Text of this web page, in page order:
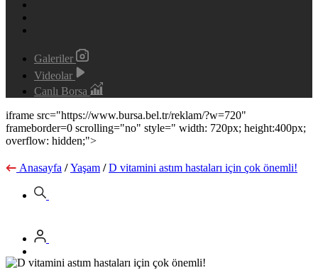
Galeriler
Videolar
Canlı Borsa
iframe src="https://www.bursa.bel.tr/reklam/?w=720"
frameborder=0 scrolling="no" style=" width: 720px; height:400px;
overflow: hidden;">
Anasayfa / Yaşam / D vitamini astım hastaları için çok önemli!